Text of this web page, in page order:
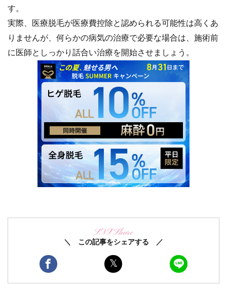
す。
実際、医療脱毛が医療費控除と認められる可能性は高くあ
りませんが、何らかの病気の治療で必要な場合は、施術前
に医師としっかり話合い治療を開始させましょう。
SNS Share
＼ この記事をシェアする ／